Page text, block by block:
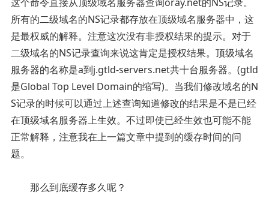
所有的二级域名的NS记录都存放在顶级域名服务器中，这
是最权威的解释。注意这次没有非授权结果的提示。对于
二级域名的NS记录查询来说这肯定是授权结果。顶级域名
服务器的名称是a到j.gtld-servers.net共十台服务器。(gtld
是Global Top Level Domain的缩写)。当我们修改域名的N
S记录的时候可以通过上述查询知道修改的结果是不是已经
在顶级域名服务器上生效。不过即使已经生效也可能不能
正常解释，注意我在上一篇文章中提到的缓存时间的问
题。
那么到底缓存多久呢？